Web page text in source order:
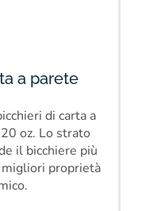
a parete
di carta a
oz. Lo strato
il bicchiere più
proprietà